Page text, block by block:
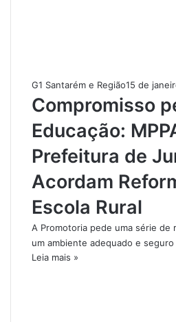
G1 Santarém e Região15 de
Compromisso
Educação:
Prefeitura de
Acordam
Escola Rural
A Promotoria pede uma série de
um ambiente adequado e
Leia mais »